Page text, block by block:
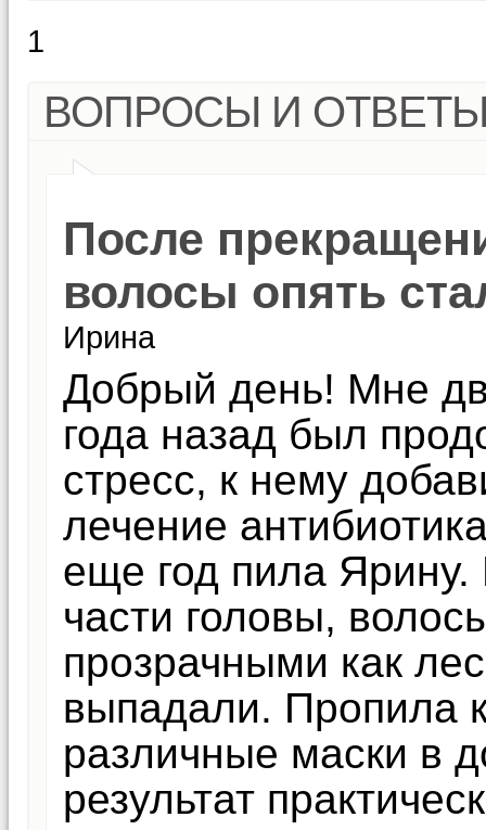
1
ВОПРОСЫ И
После
волосы опять
Ирина
Добрый день! Мне
года назад был
стресс, к нему
лечение
еще год пила Ярину.
части головы,
прозрачными как
выпадали. Пропила
различные маски в
результат